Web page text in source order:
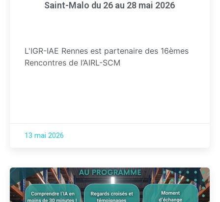
Saint-Malo du 26 au 28 mai 2026
L'IGR-IAE Rennes est partenaire des 16èmes
Rencontres de l’AIRL-SCM
13 mai 2026